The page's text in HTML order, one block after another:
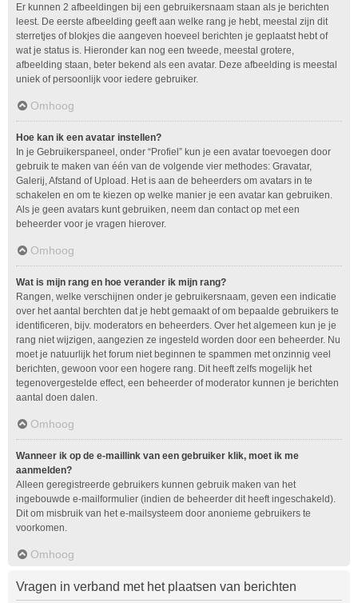
Er kunnen 2 afbeeldingen bij een gebruikersnaam staan als je berichten
leest. De eerste afbeelding geeft aan welke rang je hebt, meestal zijn dit
sterretjes of blokjes die aangeven hoeveel berichten je geplaatst hebt of
wat je status is. Hieronder kan nog een tweede, meestal grotere,
afbeelding staan, beter bekend als een avatar. Deze afbeelding is meestal
uniek of persoonlijk voor iedere gebruiker.
Omhoog
Hoe kan ik een avatar instellen?
In je Gebruikerspaneel, onder “Profiel” kun je een avatar toevoegen door
gebruik te maken van één van de volgende vier methodes: Gravatar,
Galerij, Afstand of Upload. Het is aan de beheerders om avatars in te
schakelen en om te kiezen op welke manier je een avatar kan gebruiken.
Als je geen avatars kunt gebruiken, neem dan contact op met een
beheerder voor je vragen hierover.
Omhoog
Wat is mijn rang en hoe verander ik mijn rang?
Rangen, welke verschijnen onder je gebruikersnaam, geven een indicatie
over het aantal berchten dat je hebt gemaakt of om bepaalde gebruikers te
identificeren, bijv. moderators en beheerders. Over het algemeen kun je je
rang niet wijzigen, aangezien ze ingesteld worden door een beheerder. Nu
moet je natuurlijk het forum niet beginnen te spammen met onzinnig veel
berichten, gewoon voor een hogere rang. Dit heeft zelfs mogelijk het
tegenovergestelde effect, een beheerder of moderator kunnen je berichten
aantal doen dalen.
Omhoog
Wanneer ik op de e-maillink van een gebruiker klik, moet ik me
aanmelden?
Alleen geregistreerde gebruikers kunnen gebruik maken van het
ingebouwde e-mailformulier (indien de beheerder dit heeft ingeschakeld).
Dit om misbruik van het e-mailsysteem door anonieme gebruikers te
voorkomen.
Omhoog
Vragen in verband met het plaatsen van berichten